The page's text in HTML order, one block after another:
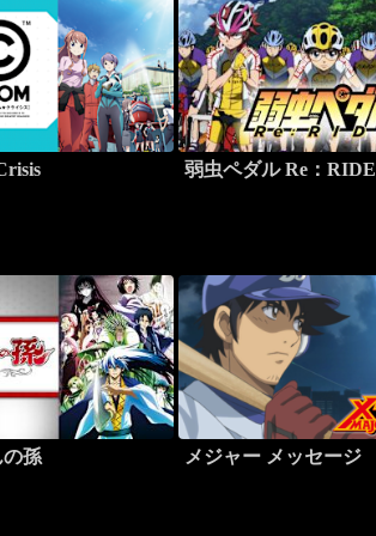
弱虫ペダル Re：RIDE
孫 メジャー メッセージ